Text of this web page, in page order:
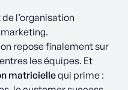
l’organisation
repose finalement sur
les équipes. Et
matriciellequi prime :